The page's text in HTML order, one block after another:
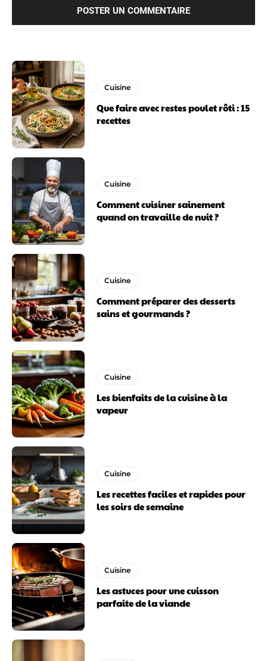
Cuisine
Que faire avec restes poulet rôti : 15
recettes
Cuisine
Comment cuisiner sainement
quand on travaille de nuit ?
Cuisine
Comment préparer des desserts
sains et gourmands ?
Cuisine
Les bienfaits de la cuisine à la
vapeur
Cuisine
Les recettes faciles et rapides pour
les soirs de semaine
Cuisine
Les astuces pour une cuisson
parfaite de la viande